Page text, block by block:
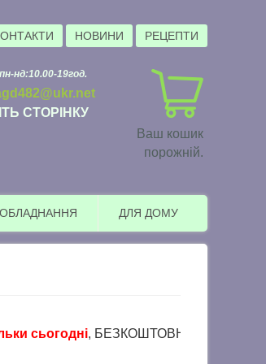
НОВИНИ РЕЦЕПТИ
Ваш кошик
порожній.
пн-нд:10.00-19год.
СТОРІНКУ
ДЛЯ ДОМУ
сьогодні, БЕЗКОШТОВНА доставка в